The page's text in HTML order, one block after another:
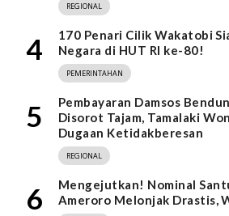
REGIONAL
4
170 Penari Cilik Wakatobi
Negara di HUT RI ke-80!
PEMERINTAHAN
5
Pembayaran Damsos
Disorot Tajam, Tamalaki
Dugaan Ketidakberesan
REGIONAL
6
Mengejutkan! Nominal
Ameroro Melonjak Drastis,